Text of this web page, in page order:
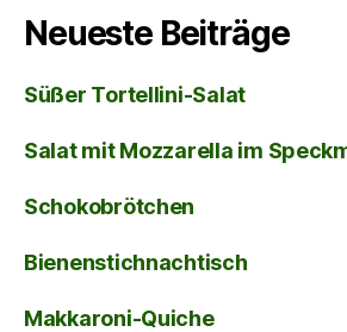
Neueste Beiträge
Süßer Tortellini-Salat
Salat mit Mozzarella im
Schokobrötchen
Bienenstichnachtisch
Makkaroni-Quiche